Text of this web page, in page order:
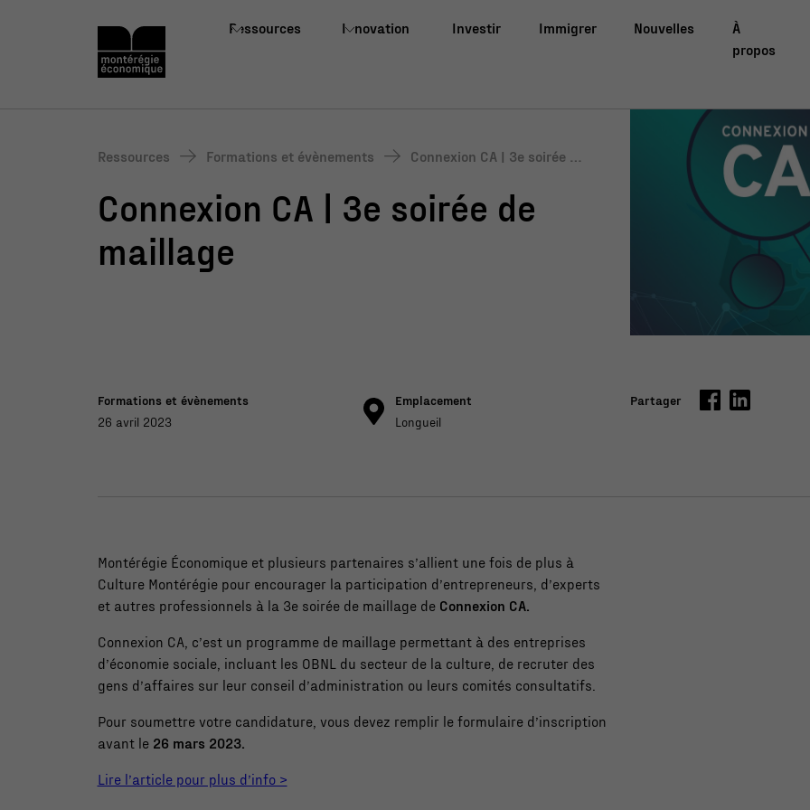
Ressources Innovation Investir Immigrer Nouvelles
À
propos
Ressources Formations et évènements
Connexion CA | 3e soirée de
Connexion CA | 3e soirée de
maillage
Formations et évènements
26 avril 2023
Emplacement
Longueil
Partager
Montérégie Économique et plusieurs partenaires s’allient une fois de plus à
Culture Montérégie pour encourager la participation d’entrepreneurs, d’experts
et autres professionnels à la 3e soirée de maillage de Connexion CA.
Connexion CA, c’est un programme de maillage permettant à des entreprises
d’économie sociale, incluant les OBNL du secteur de la culture, de recruter des
gens d’affaires sur leur conseil d’administration ou leurs comités consultatifs.
Pour soumettre votre candidature, vous devez remplir le formulaire d’inscription
avant le 26 mars 2023.
Lire l’article pour plus d’info >